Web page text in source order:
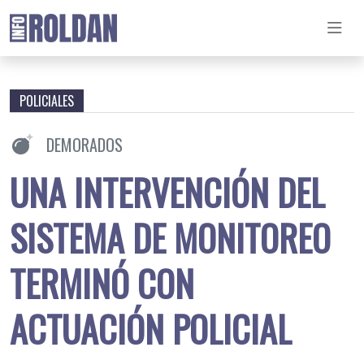
POLICIALES
DEMORADOS
UNA INTERVENCIÓN DEL
SISTEMA DE MONITOREO
TERMINÓ CON
ACTUACIÓN POLICIAL